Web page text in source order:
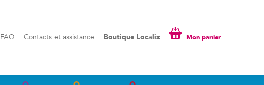
FAQ Contacts et assistance Boutique Localiz Mon panier